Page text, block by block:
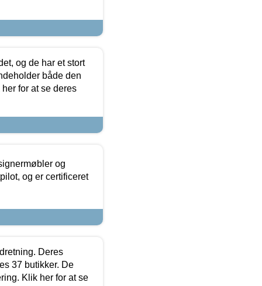
og de har et stort
både den
for at se deres
og
og er certificeret
Deres
37 butikker. De
Klik her for at se